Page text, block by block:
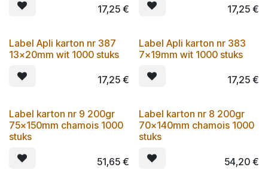
17,25€ 17,25€
Label Apli karton nr 387
13x20mm wit 1000 stuks
17,25€
Label Apli karton nr 383
7x19mm wit 1000 stuks
17,25€
Label karton nr 9 200gr
75x150mm chamois 1000
stuks
51,65€
Label karton nr 8 200gr
70x140mm chamois 1000
stuks
54,20€